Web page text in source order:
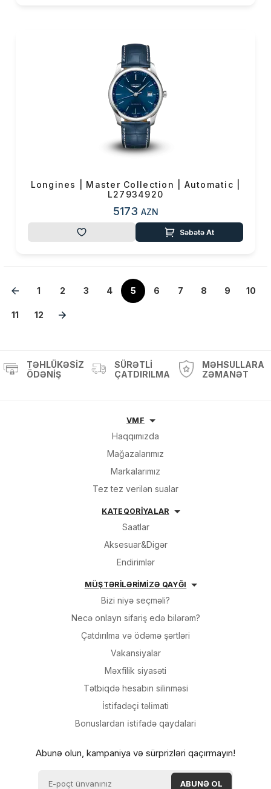
Longines | Master Collection | Automatic |
L27934920
5173 AZN
Səbətə At
1 2 3 4 5 6 7 8 9 10
11 12
TƏHLÜKƏSIZ
ÖDƏNIŞ
SÜRƏTLI
ÇATDIRILMA
MƏHSULLARA
ZƏMANƏT
VMF
Haqqımızda
Mağazalarımız
Markalarımız
Tez tez verilən sualar
KATEQORİYALAR
Saatlar
Aksesuar&Digər
Endirimlər
MÜŞTƏRİLƏRİMİZƏ QAYĞI
Bizi niyə seçməli?
Necə onlayn sifariş edə bilərəm?
Çatdırılma və ödəmə şərtləri
Vakansiyalar
Məxfilik siyasəti
Tətbiqdə hesabın silinməsi
İsti̇fadəçi̇ təli̇mati
Bonuslardan i̇sti̇fadə qaydalari
Abunə olun, kampaniya və sürprizləri qaçırmayın!